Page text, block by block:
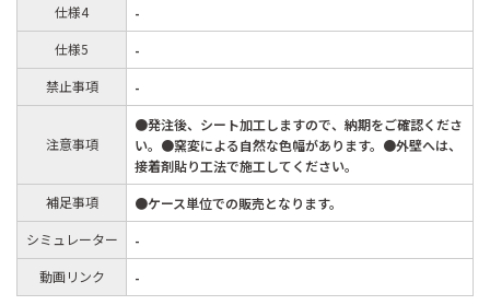
仕様4
-
仕様5
-
禁止事項
-
注意事項
●発注後、シート加工しますので、納期をご確認くださ
い。●窯変による自然な色幅があります。●外壁へは、
接着剤貼り工法で施工してください。
補足事項
●ケース単位での販売となります。
シミュレーター
-
動画リンク
-